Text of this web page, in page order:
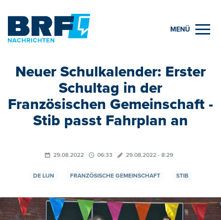
MENÜ
Neuer Schulkalender: Erster
Schultag in der
Französischen Gemeinschaft -
Stib passt Fahrplan an
29.08.2022 06:33 29.08.2022 - 8:29
DE LIJN FRANZÖSISCHE GEMEINSCHAFT STIB